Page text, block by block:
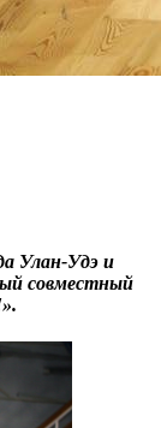
Улан-Удэ и
совместный